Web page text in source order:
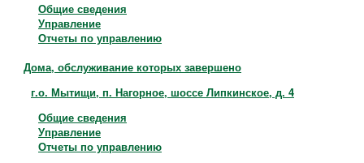
Общие сведения
Управление
Отчеты по управлению
Дома, обслуживание которых завершено
г.о. Мытищи, п. Нагорное, шоссе Липкинское, д. 4
Общие сведения
Управление
Отчеты по управлению